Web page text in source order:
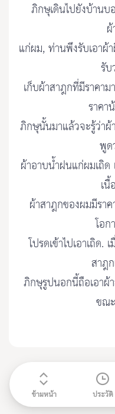
ภิกษุเดินไปยังบ้าน
แก่ผม, ท่านพึงรับเอา
รั
เก็บผ้าสาฎกที่มีราคา
ราคา
ภิกษุนั้นมาแล้วจะรู้ว่าผ้
พูด
ผ้าอาบน้ำฝนแก่ผมเถิ
เ
ผ้าสาฎกของผมมีรา
โอ
โปรดเข้าไปเอาเถิด.
สาฎ
ภิกษุรูปนอกนี้ถือเอาผ้
ขณ
ข้ามหน้า ประวัติ